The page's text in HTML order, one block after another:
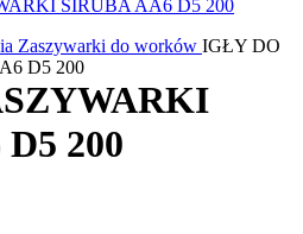
Zaszywarki do worków IGŁY DO
D5 200
200